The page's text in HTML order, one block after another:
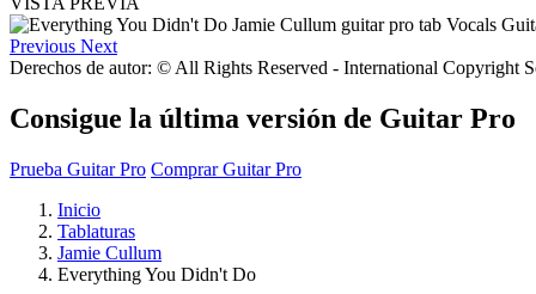
Previous Next
Derechos de autor: © All Rights Reserved - International Copyright
Consigue la última versión de Guitar Pro
Prueba Guitar Pro Comprar Guitar Pro
Inicio
Tablaturas
Jamie Cullum
Everything You Didn't Do